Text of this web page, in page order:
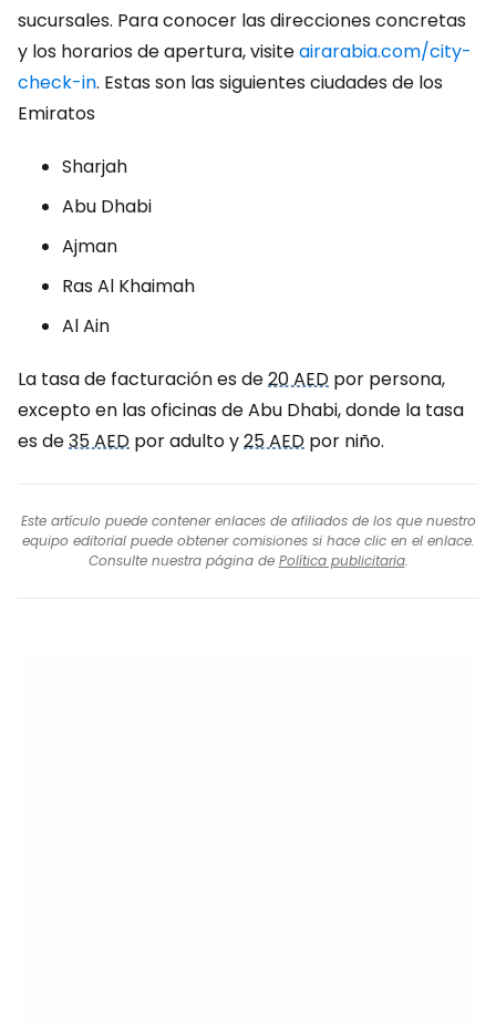
sucursales. Para conocer las direcciones concretas
y los horarios de apertura, visiteairarabia.com/city-
check-in. Estas son las siguientes ciudades de los
Emiratos
Sharjah
Abu Dhabi
Ajman
Ras Al Khaimah
Al Ain
La tasa de facturación es de20 AED por persona,
excepto en las oficinas de Abu Dhabi, donde la tasa
es de35 AED por adulto y25 AED por niño.
Este artículo puede contener enlaces de afiliados de los que nuestro
equipo editorial puede obtener comisiones si hace clic en el enlace.
Consulte nuestra página de Política publicitaria.